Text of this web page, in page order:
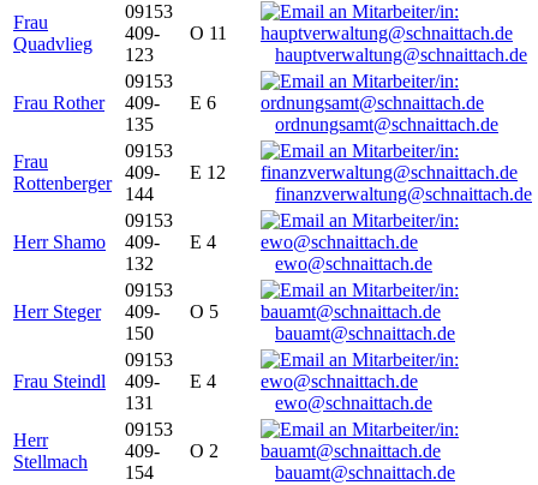
Frau
Quadvlieg
09153
409-
123
O 11
hauptverwaltung@schnaittach.de
Frau Rother
09153
409-
135
E 6
ordnungsamt@schnaittach.de
Frau
Rottenberger
09153
409-
144
E 12
finanzverwaltung@schnaittach.de
Herr Shamo
09153
409-
132
E 4
ewo@schnaittach.de
Herr Steger
09153
409-
150
O 5
bauamt@schnaittach.de
Frau Steindl
09153
409-
131
E 4
ewo@schnaittach.de
Herr
Stellmach
09153
409-
154
O 2
bauamt@schnaittach.de